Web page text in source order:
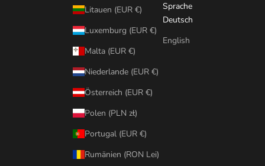
Litauen (EUR €)
Luxemburg (EUR €)
Malta (EUR €)
Niederlande (EUR €)
Österreich (EUR €)
Polen (PLN zł)
Portugal (EUR €)
Rumänien (RON Lei)
Sprache
Deutsch
English